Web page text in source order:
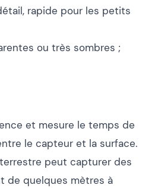
rapide pour les petits
ou très sombres ;
et mesure le temps de
le capteur et la surface.
terrestre peut capturer des
de quelques mètres à